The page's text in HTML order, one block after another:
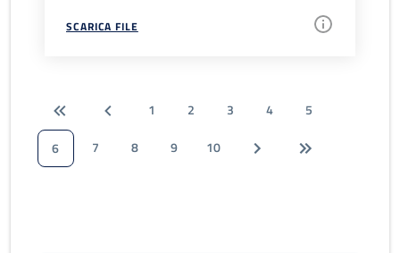
SCARICA FILE
1 2 3 4
5
6
7 8 9 10